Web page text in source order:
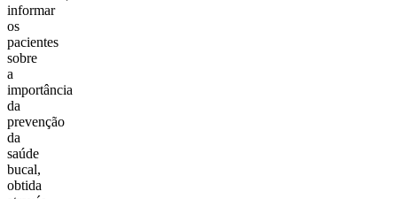
informar
os
pacientes
sobre
a
importância
da
prevenção
da
saúde
bucal,
obtida